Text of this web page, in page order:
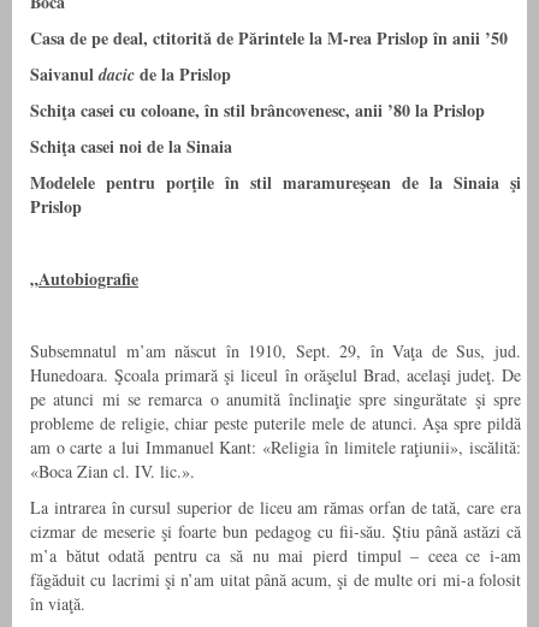
Casa de pe deal, ctitorită de Părintele la M-rea Prislop în anii ’50
Saivanuldacic de la Prislop
Schiţa casei cu coloane, în stil brâncovenesc, anii ’80 la Prislop
Schiţa casei noi de la Sinaia
Modelele pentru porţile în stil maramureşean de la Sinaia şi
Prislop
„Autobiografie
Subsemnatul m’am născut în 1910, Sept. 29, în Vaţa de Sus, jud.
Hunedoara. Şcoala primară şi liceul în orăşelul Brad, acelaşi judeţ. De
pe atunci mi se remarca o anumită înclinaţie spre singurătate şi spre
probleme de religie, chiar peste puterile mele de atunci. Aşa spre pildă
am o carte a lui Immanuel Kant: «Religia în limitele raţiunii», iscălită:
«Boca Zian cl. IV. lic.».
La intrarea în cursul superior de liceu am rămas orfan de tată, care era
cizmar de meserie şi foarte bun pedagog cu fii-său. Ştiu până astăzi că
m’a bătut odată pentru ca să nu mai pierd timpul – ceea ce i-am
făgăduit cu lacrimi şi n’am uitat până acum, şi de multe ori mi-a folosit
în viaţă.